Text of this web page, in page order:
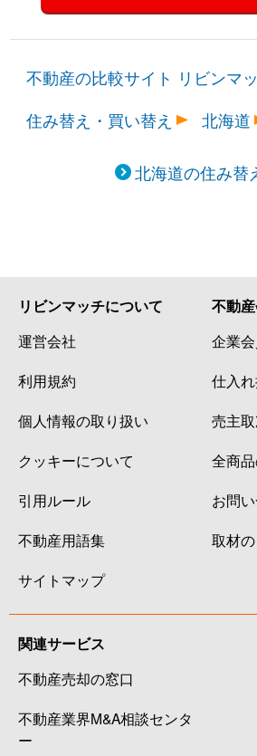
不動産の比較サイト リビンマ
住み替え・買い替え
北海道
北海道の住み替
リビンマッチについて
運営会社
利用規約
個人情報の取り扱い
クッキーについて
引用ルール
不動産用語集
サイトマップ
不動
企業
仕入
売主
全商
お問
取材
関連サービス
不動産売却の窓口
不動産業界M&A相談センタ
ー